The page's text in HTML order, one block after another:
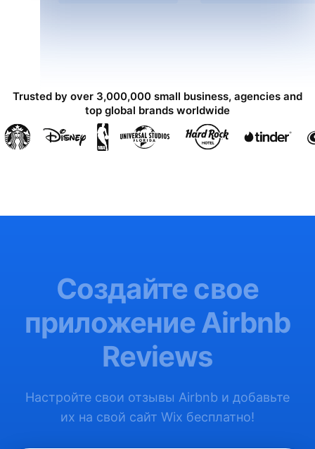
Trusted by over 3,000,000 small business, agencies and
top global brands worldwide
Создайте свое
приложение Airbnb
Reviews
Настройте свои отзывы Airbnb и добавьте
их на свой сайт Wix бесплатно!